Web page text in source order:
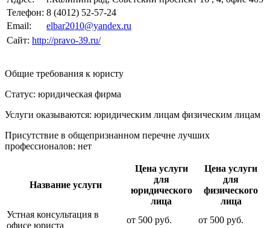
Телефон: 8 (4012) 52-57-24
Email:
elbar2010@yandex.ru
Сайт: http://pravo-39.ru/
Общие требования к юристу
Статус: юридическая фирма
Услуги оказываются: юридическим лицам физическим лицам
Присутствие в общепризнанном перечне лучших
профессионалов: нет
Название услуги
Цена услуги
для
юридического
лица
Цена услуги
для
физического
лица
Устная консультация в
офисе юриста
от 500 руб. от 500 руб.